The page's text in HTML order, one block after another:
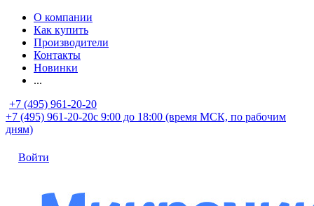
О компании
Как купить
Производители
Контакты
Новинки
...
+7 (495) 961-20-20
+7 (495) 961-20-20с 9:00 до 18:00 (время МСК, по рабочим
дням)
Войти